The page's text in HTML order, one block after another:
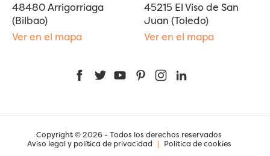
48480 Arrigorriaga
(Bilbao)
Ver en el mapa
45215 El Viso de San
Juan (Toledo)
Ver en el mapa
FacebookTwitterYouTubePinterestInstagram
Copyright © 2026 - Todos los derechos reservados
Aviso legal y política de privacidad | Política de cookies